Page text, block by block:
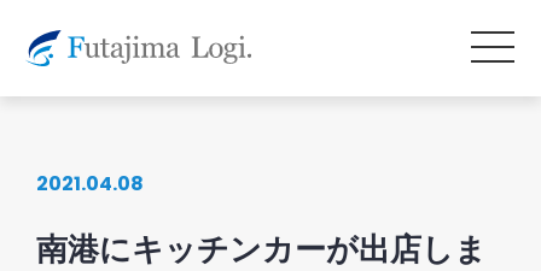
2021.04.08
南港にキッチンカーが出店しま